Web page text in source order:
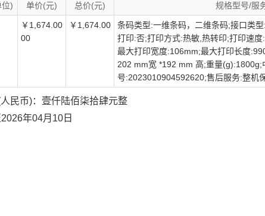
) 单价(元) 总价(元) 规格型号/服
￥1,674.00
00
￥1,674.00
条码类型:一维条码，二维条码;接口类
打印:否;打印方式:热敏,热转印;打印速
最大打印宽度:106mm;最大打印长度
202 mm宽 *192 mm 高;重量(g):1800g;
号:2023010904592620;售后服务:整机
民币)：壹仟陆佰柒拾肆元整
年04月10日